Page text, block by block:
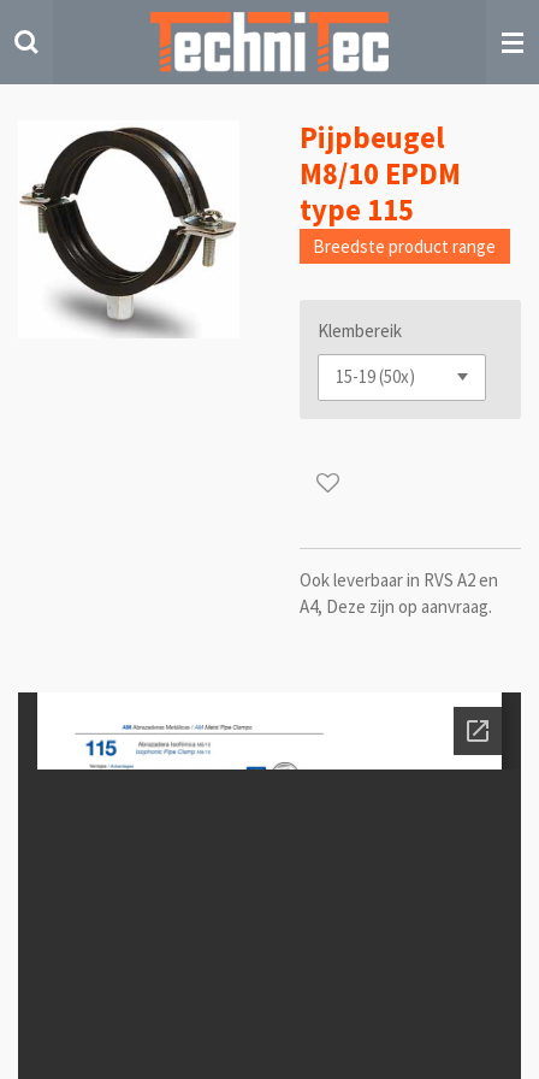
direct
hoofdinhoud
Pijpbeugel
M8/10 EPDM
type 115
Breedste product range
Klembereik
Ook leverbaar in RVS A2 en
A4, Deze zijn op aanvraag.